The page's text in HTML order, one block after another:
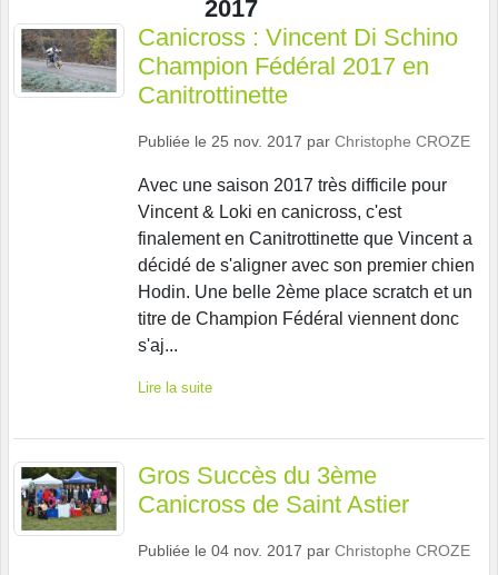
2017
Canicross : Vincent Di Schino
Champion Fédéral 2017 en
Canitrottinette
Publiée le 25 nov. 2017 par Christophe CROZE
Avec une saison 2017 très difficile pour
Vincent & Loki en canicross, c'est
finalement en Canitrottinette que Vincent a
décidé de s'aligner avec son premier chien
Hodin. Une belle 2ème place scratch et un
titre de Champion Fédéral viennent donc
s'aj...
Lire la suite
Gros Succès du 3ème
Canicross de Saint Astier
Publiée le 04 nov. 2017 par Christophe CROZE